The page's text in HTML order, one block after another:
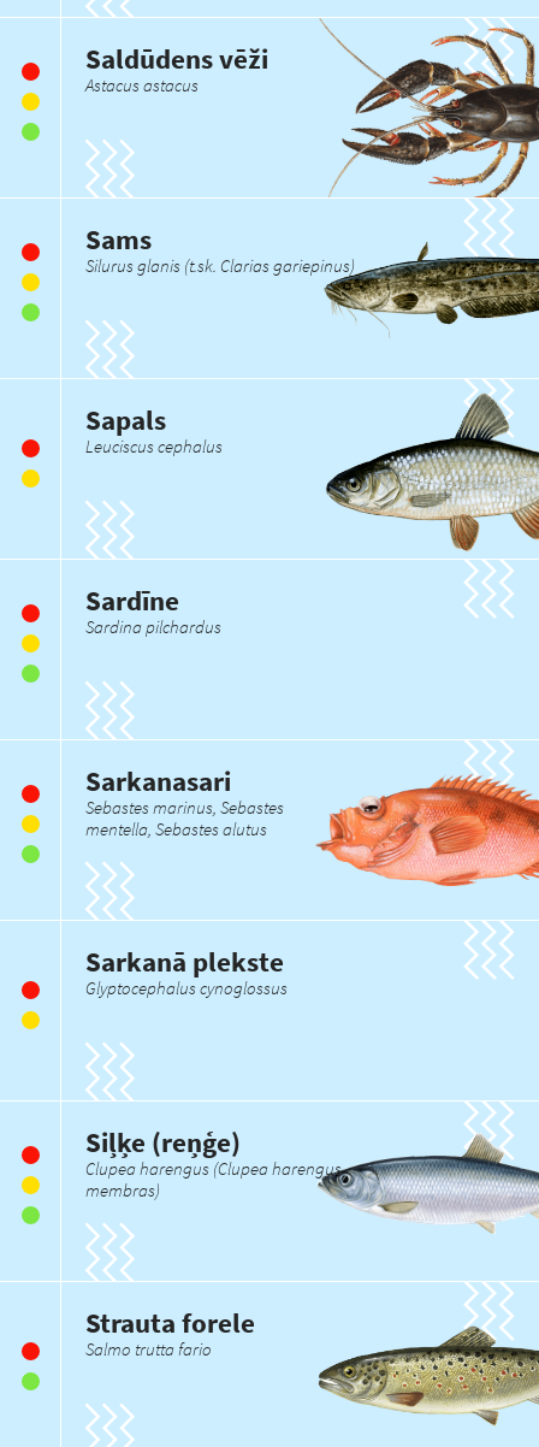
Saldūdens vēži
Astacus astacus
Sams
Silurus glanis (t.sk. Clarias gariepinus)
Sapals
Leuciscus cephalus
Sardīne
Sardina pilchardus
Sarkanasari
Sebastes marinus, Sebastes
mentella, Sebastes alutus
Sarkanā plekste
Glyptocephalus cynoglossus
Siļķe (reņģe)
Clupea harengus (Clupea harengus
membras)
Strauta forele
Salmo trutta fario